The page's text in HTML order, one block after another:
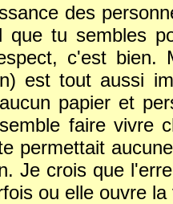
des
que tu sembles
c'est bien.
est tout aussi
papier et
faire vivre
permettait
Je crois que
ou elle ouvre la